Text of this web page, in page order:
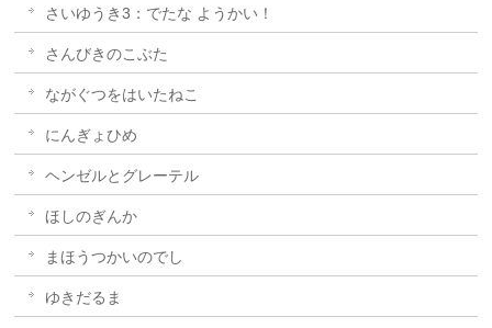
さいゆうき3：でたな ようかい！
さんびきのこぶた
ながぐつをはいたねこ
にんぎょひめ
ヘンゼルとグレーテル
ほしのぎんか
まほうつかいのでし
ゆきだるま